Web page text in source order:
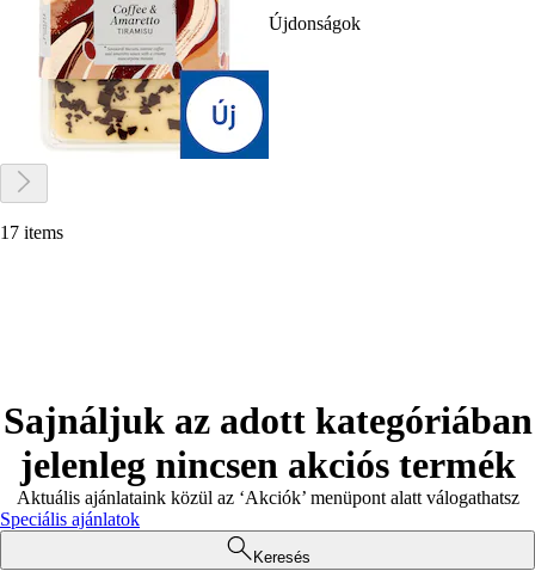
Újdonságok
17 items
Sajnáljuk az adott kategóriában
jelenleg nincsen akciós termék
Aktuális ajánlataink közül az ‘Akciók’ menüpont alatt válogathatsz
Speciális ajánlatok
Keresés